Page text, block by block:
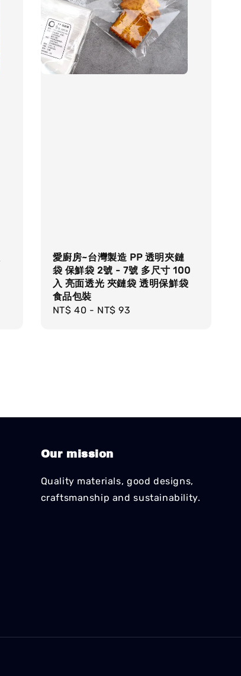
愛廚房~台灣製造 PP 透明夾鏈
袋 保鮮袋 2號 - 7號 多尺寸 100
入 亮面透光 夾鏈袋 透明保鮮袋
食品包裝
Regular
NT$ 40 - NT$ 93
Our mission
Quality materials, good designs,
craftsmanship and sustainability.